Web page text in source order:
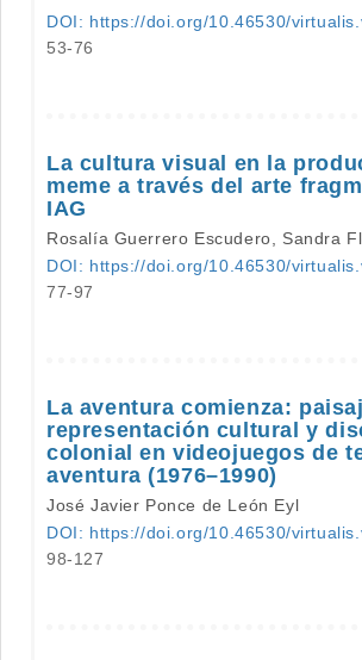
DOI: https://doi.org/10.46530/
53-76
La cultura visual en la
meme a través del arte
IAG
Rosalía Guerrero Escudero, Sandra
DOI: https://doi.org/10.46530/
77-97
La aventura comienza:
representación cultural y
colonial en videojuegos de
aventura (1976–1990)
José Javier Ponce de León Eyl
DOI: https://doi.org/10.46530/
98-127